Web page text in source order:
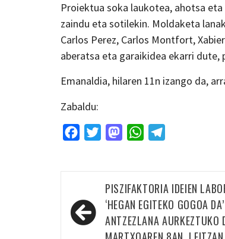
Proiektua soka laukotea, ahotsa
zaindu eta sotilekin. Moldaketa
Carlos Perez, Carlos Montfort,
aberatsa eta garaikidea ekarri dute,
Emanaldia, hilaren 11n izango da,
Zabaldu:
FacebookTwitterMastodonWhatsApp
Bidalketetan
zehar
nabigatu
PISZIFAKTORIA IDEIEN
‘HEGAN EGITEKO GOGOA DA’
ANTZEZLANA AURKEZTUKO